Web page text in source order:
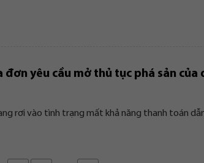
đơn yêu cầu mở thủ tục phá sản của
rơi vào tình trạng mất khả năng thanh toán